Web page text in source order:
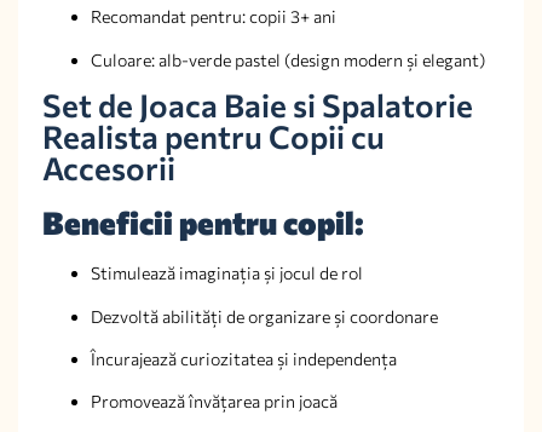
Recomandat pentru: copii 3+ ani
Culoare: alb-verde pastel (design modern și elegant)
Set de Joaca Baie si Spalatorie
Realista pentru Copii cu
Accesorii
Beneficii pentru copil:
Stimulează imaginația și jocul de rol
Dezvoltă abilități de organizare și coordonare
Încurajează curiozitatea și independența
Promovează învățarea prin joacă